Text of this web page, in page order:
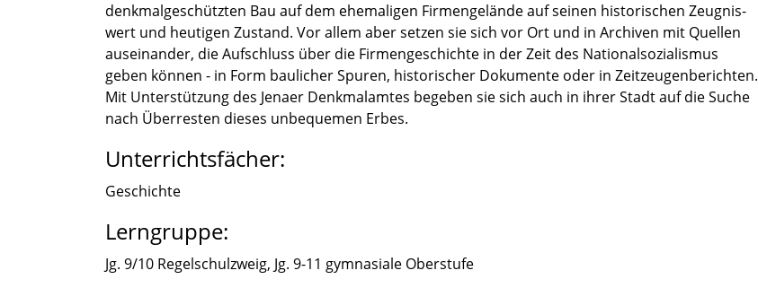
denkmal­ge­schütz­ten Bau auf dem ehema­li­gen Firmen­ge­lände auf seinen histo­ri­schen Zeugnis­
wert und heuti­gen Zustand. Vor allem aber setzen sie sich vor Ort und in Archi­ven mit Quellen
ausein­an­der, die Aufschluss über die Firmen­ge­schichte in der Zeit des Natio­nal­so­zia­lis­mus
geben können - in Form bauli­cher Spuren, histo­ri­scher Dokumente oder in Zeitzeu­gen­be­rich­ten.
Mit Unter­stüt­zung des Jenaer Denkmal­am­tes begeben sie sich auch in ihrer Stadt auf die Suche
nach Überres­ten dieses unbeque­men Erbes.
Unterrichtsfächer:
Geschichte
Lerngruppe:
Jg. 9/10 Regel­schul­zweig, Jg. 9-11 gymna­siale Oberstufe